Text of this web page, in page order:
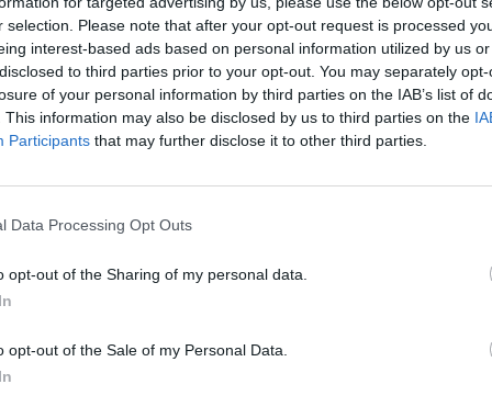
selection. Please note that after your opt-out request is processed
interest-based ads based on personal information utilized by us
to third parties prior to your opt-out. You may separately
of your personal information by third parties on the IAB’s list of
This information may also be disclosed by us to third parties on the
Participants that may further disclose it to other third parties.
Data Processing Opt Outs
opt-out of the Sharing of my personal data.
opt-out of the Sale of my Personal Data.
w Pigułce Fot. Warszawa w Pigułce Fot. Warszawa w
w Pigułce